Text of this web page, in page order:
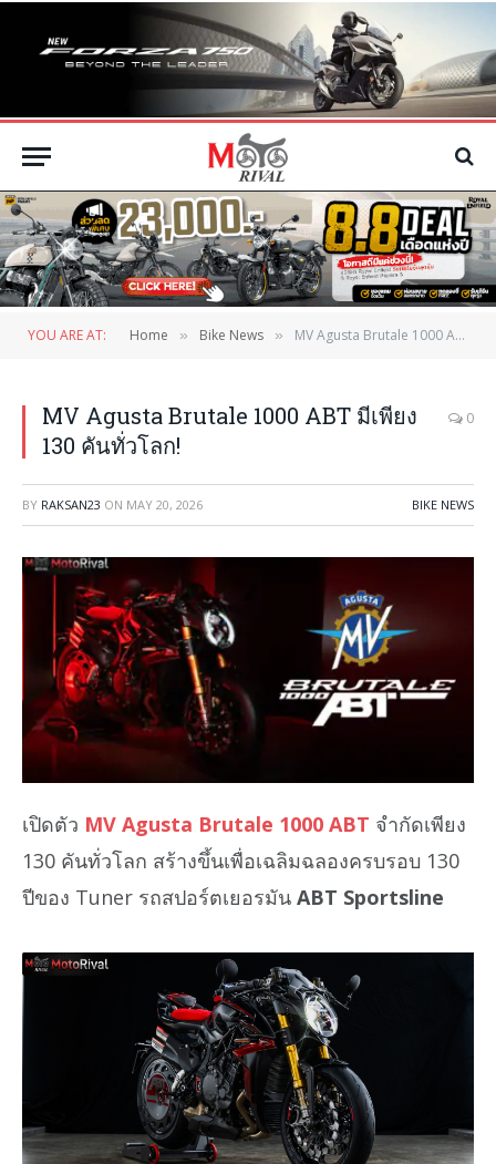
YOU ARE AT: Home » Bike News » MV Agusta Brutale 1000 ABT มีเพียง 130 คันทั่วโลก!
MV Agusta Brutale 1000 ABT มีเพียง
130 คันทั่วโลก!
0
BY RAKSAN23 ON MAY 20, 2026 BIKE NEWS
เปิดตัว MV Agusta Brutale 1000 ABT จํากัดเพียง
130 คันทั่วโลก สร้างขึ้นเพื่อเฉลิมฉลองครบรอบ 130
ปีของ Tuner รถสปอร์ตเยอรมัน ABT Sportsline